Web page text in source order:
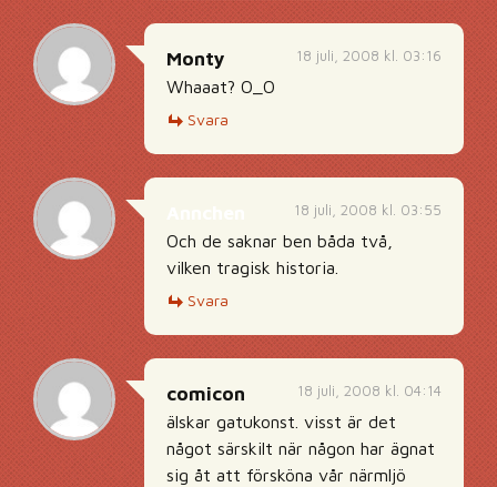
18 juli, 2008 kl. 03:16
Monty
Whaaat? O_O
Svara
18 juli, 2008 kl. 03:55
Och de saknar ben båda två,
vilken tragisk historia.
Svara
18 juli, 2008 kl. 04:14
comicon
älskar gatukonst. visst är det
något särskilt när någon har ägnat
sig åt att försköna vår närmljö